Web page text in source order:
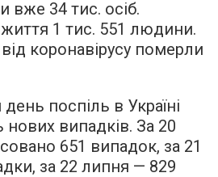
вже 34 тис. осіб.
1 тис. 551 людини.
коронавірусу померли
поспіль в Україні
нових випадків. За 20
651 випадок, за 21
за 22 липня — 829